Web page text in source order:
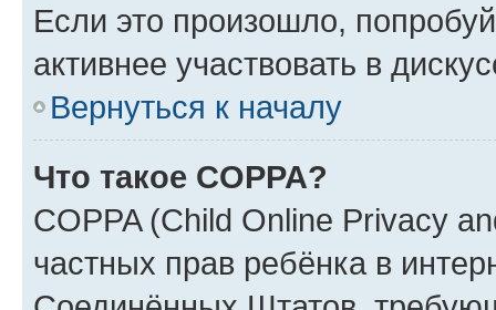
Если это произошло,
активнее участвовать в
Вернуться к началу
Что такое COPPA?
COPPA (Child Online Privacy
частных прав ребёнка в